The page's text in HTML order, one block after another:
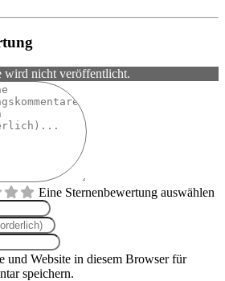
wird nicht veröffentlicht.
Eine Sternenbewertung auswählen
und Website in diesem Browser für
speichern.